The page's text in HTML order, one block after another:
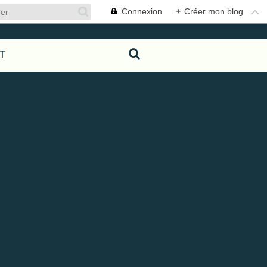
Connexion + Créer mon blog